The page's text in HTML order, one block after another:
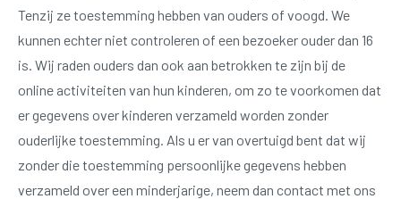
Tenzij ze toestemming hebben van ouders of voogd. We
kunnen echter niet controleren of een bezoeker ouder dan 16
is. Wij raden ouders dan ook aan betrokken te zijn bij de
online activiteiten van hun kinderen, om zo te voorkomen dat
er gegevens over kinderen verzameld worden zonder
ouderlijke toestemming. Als u er van overtuigd bent dat wij
zonder die toestemming persoonlijke gegevens hebben
verzameld over een minderjarige, neem dan contact met ons